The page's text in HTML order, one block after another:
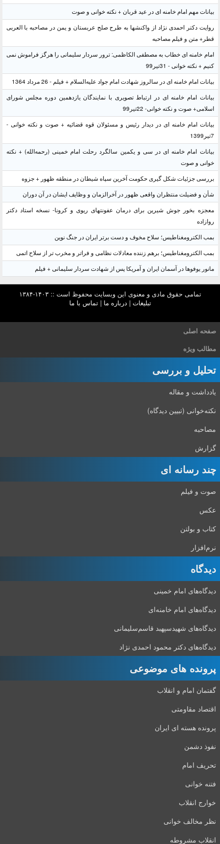
بیانات مهم امام خامنه ای در عید قربان + نکته خوانی و صوت
روایت دکتر احمدی نژاد از واکنشها به طرح صلح عربستان و یمن در مصاحبه با العربی
قطر+ متن و فیلم مصاحبه
امام خامنه ای خطاب به مصطفی الکاظمی: ترور سردار سلیمانی را هرگز فراموش نمی
کنیم + نکته خوانی - 31تیر99
بیانات امام خامنه ای در سالروز شهادت امام جواد علیه‌السلام + فیلم - 26 مرداد 1364
بیانات امام خامنه ای در ارتباط تصویری با نمایندگان یازدهمین دوره مجلس شورای
اسلامی+ صوت و نکته خوانی- 22تیر99
بیانات امام خامنه ای در دیدار رئیس و مسئولان قوه قضائیه + صوت و نکته خوانی -
7تیر1399
بیانات امام خامنه ای در سی و یکمین سالگرد رحلت امام خمینی (رحمه‌الله) + نکته
خوانی و صوت
بررسی جزئیات شکل گیری حکومت آخرین سپاه شیطان در منطقه ظهور + جزوه
شأن و فضیلت منتظران واقعی ظهور در آخرالزمان و وظایف ایشان در آن دوران
معجزه بخور جوش شیرین برای درمان عفونتهای ریوی و کرونا- نسخه استاد دکتر
روازاده
بمب الکترومغناطیس؛ سلاح مخوف و دست برتر ایران در جنگ نوین
بمب الکترومغناطیس؛ برهم زننده معادلات نظامی و فراتر و مخرب تر از سلاح اتمی
مانور یوفوها در آسمان ایران و آمریکا پس از شهادت سردار سلیمانی + فیلم
تمامی حقوق مادی و معنوی این وبسایت محفوظ است :: ۱۴۰۳-۱۳۸۴
تبلیغات | درباره ما |تماس با ما
صفحه اصلی
مطالب ویژه
تحلیل و بررسی
یادداشت و مقاله
نکته‌خوانی (تبیین دیدگاه)
مصاحبه
گزارش
چند رسانه ای
صوت و فیلم
عکس
کتاب و بولتن
نرم‌افزار
دیدگاه‌
دیدگاه‌های امام خمینی
دیدگاه‌های امام خامنه‌ای
دیدگاه‌های شهید‌سپهبد قاسم‌سلیمانی
دیدگاه‌های دکتر محمود احمدی نژاد
پرونده های موضوعی
گفتمان امام و انقلاب
اقتصاد مقاومتی
پرونده هسته ای ایران
نفوذ دشمن
تحریف امام
فتنه خوانی
خوارج انقلاب
نظر مخالف خوانی
انقلاب مشروطه